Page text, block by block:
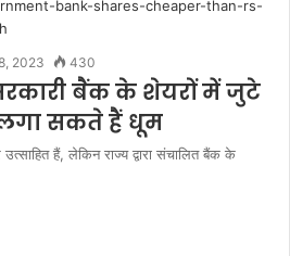
2023 430
बैंक के शेयरों में जुटे
सकते हैं धूम
हैं, लेकिन राज्य द्वारा संचालित बैंक के